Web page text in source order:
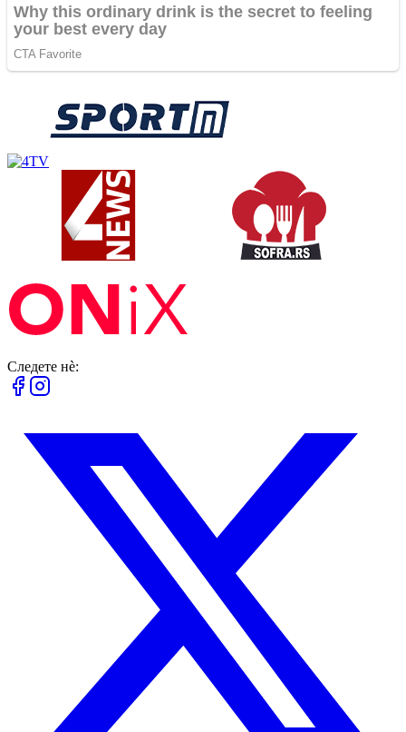
Следете нè: